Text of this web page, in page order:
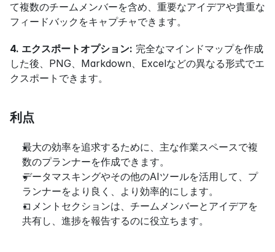
て複数のチームメンバーを含め、重要なアイデアや貴重な
フィードバックをキャプチャできます。
4. エクスポートオプション: 完全なマインドマップを作成
した後、PNG、Markdown、Excelなどの異なる形式でエ
クスポートできます。
利点
最大の効率を追求するために、主な作業スペースで複
数のプランナーを作成できます。
データマスキングやその他のAIツールを活用して、プ
ランナーをより良く、より効率的にします。
コメントセクションは、チームメンバーとアイデアを
共有し、進捗を報告するのに役立ちます。